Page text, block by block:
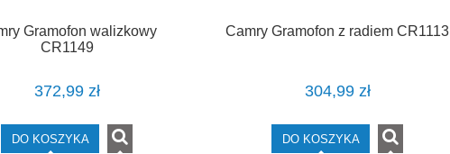
Gramofon walizkowy
CR1149
372,99 zł
DO KOSZYKA
Camry Gramofon z radiem CR1113
304,99 zł
DO KOSZYKA